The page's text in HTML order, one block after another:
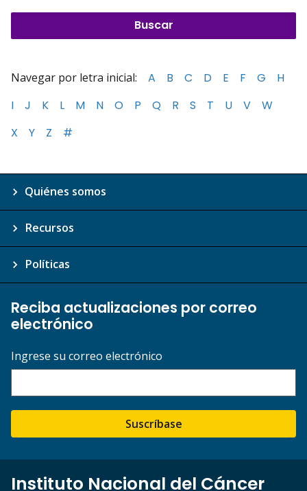
Navegar por letra inicial: A B C D E F G
H
I
J K L M N O P Q R S T U V
W
X
Y Z #
Quiénes somos
Recursos
Políticas
Reciba actualizaciones por correo
electrónico
Ingrese su correo electrónico
Suscríbase
Instituto Nacional del Cáncer